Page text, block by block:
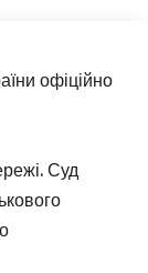
офіційно
Суд